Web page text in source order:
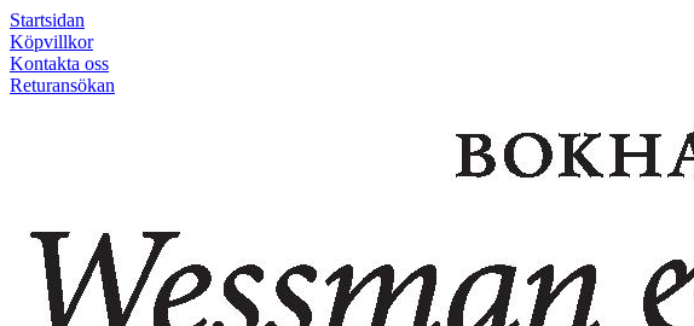
Startsidan
Köpvillkor
Kontakta oss
Returansökan